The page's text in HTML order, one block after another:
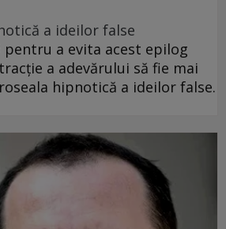
a ideilor false
pentru a evita acest epilog
a adevărului să fie mai
hipnotică a ideilor false.